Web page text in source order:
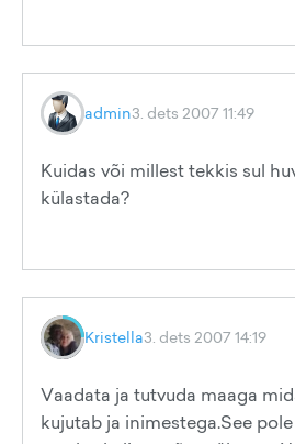
admin3. dets 2007 11:49
Kuidas või millest tekkis sul
külastada?
Kristella3. dets 2007 14:19
Vaadata ja tutvuda maaga
kujutab ja inimestega.See